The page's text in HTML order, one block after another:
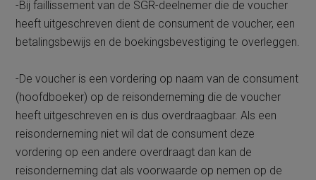
-Bij faillissement van de SGR-deelnemer die de voucher
heeft uitgeschreven dient de consument de voucher, een
betalingsbewijs en de boekingsbevestiging te overleggen.
-De voucher is een vordering op naam van de consument
(hoofdboeker) op de reisonderneming die de voucher
heeft uitgeschreven en is dus overdraagbaar. Als een
reisonderneming niet wil dat de consument deze
vordering op een andere overdraagt dan kan de
reisonderneming dat als voorwaarde op nemen op de